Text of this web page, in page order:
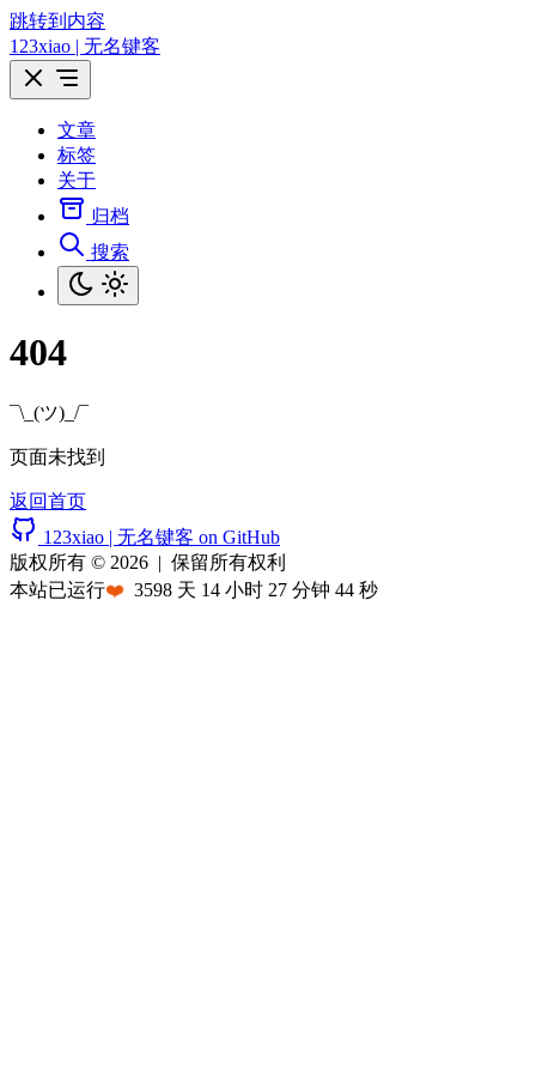
跳转到内容
123xiao | 无名键客
文章
标签
关于
归档
搜索
404
¯\_(ツ)_/¯
页面未找到
返回首页
123xiao | 无名键客 on GitHub
版权所有 © 2026 | 保留所有权利
本站已运行❤️ 3598 天 14 小时 27 分钟 44 秒